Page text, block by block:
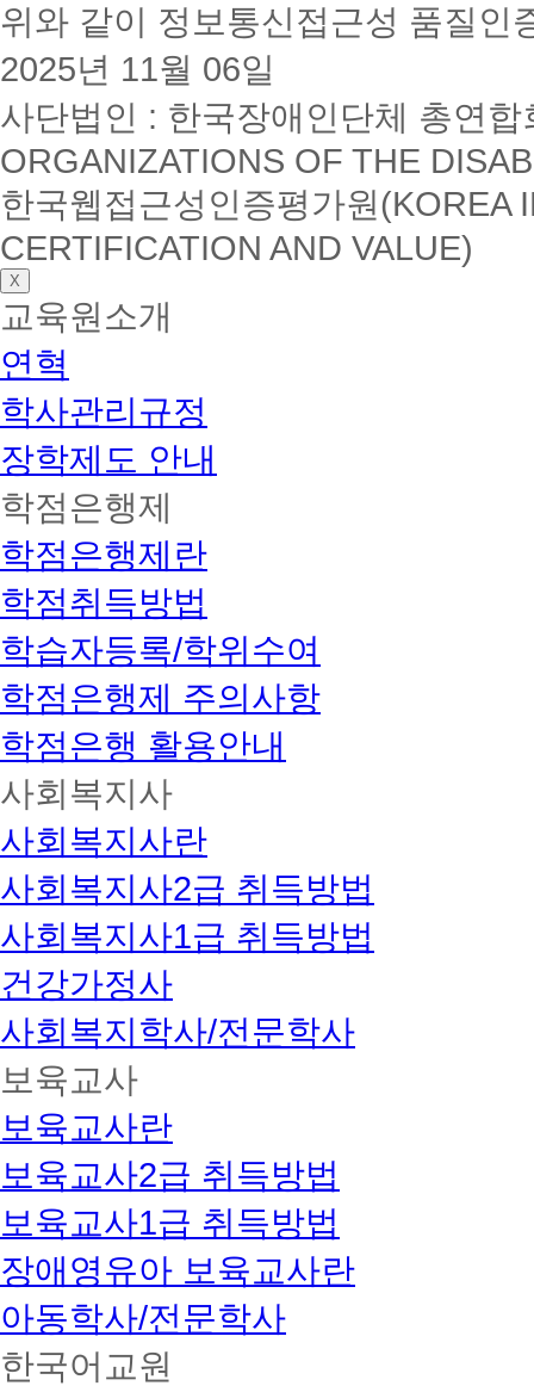
위와 같이 정보통신접근성 품질인
2025년 11월 06일
사단법인 : 한국장애인단체 총연
ORGANIZATIONS OF THE
한국웹접근성인증평가원(KOREA
CERTIFICATION AND VALUE)
X
교육원소개
연혁
학사관리규정
장학제도 안내
학점은행제
학점은행제란
학점취득방법
학습자등록/학위수여
학점은행제 주의사항
학점은행 활용안내
사회복지사
사회복지사란
사회복지사2급 취득방법
사회복지사1급 취득방법
건강가정사
사회복지학사/전문학사
보육교사
보육교사란
보육교사2급 취득방법
보육교사1급 취득방법
장애영유아 보육교사란
아동학사/전문학사
한국어교원